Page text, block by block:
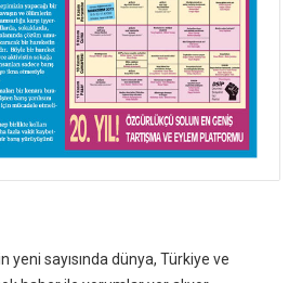
sayısında dünya, Türkiye ve